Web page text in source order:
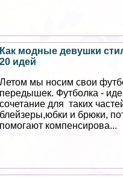
Как модные дeвyшки
20 идей
Летом мы носим свои
передышек. Футболка -
сочетание для таких
блейзеры,юбки и брюки,
помогают компенсирова...